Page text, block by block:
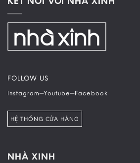
FOLLOW US
Instagram–Youtube–Facebook
HỆ THỐNG CỬA HÀNG
NHÀ XINH